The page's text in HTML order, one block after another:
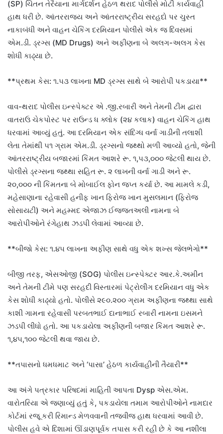
(SP) ચિંતન તેરૈયાના માર્ગદર્શન હેઠળ થરાદ પોલીસે મોટી કાર્યવાહી
હાથ ધરી છે. આંતરરાજ્ય અને આંતરરાષ્ટ્રીય સરહદો પર ચુસ્ત
નાકાબંધી અને વાહન ચેકિંગ દરમિયાન પોલીસે એક જ દિવસમાં
એમ.ડી. ડ્રગ્સ (MD Drugs) અને અફીણના બે અલગ-અલગ કેસ
શોધી કાઢ્યા છે.
**પ્રથમ કેસ: ૧.૫૩ લાખના MD ડ્રગ્સ સાથે બે આરોપી પકડાયા**
વાવ-થરાદ પોલીસ ઇન્સ્પેક્ટર એ .જી.રબારી અને તેમની ટીમ દ્વારા
વાતરાઉ ચેકપોસ્ટ પર રાઉન્ડ ધ ક્લોક (૨૪ કલાક) વાહન ચેકિંગ હાથ
ધરવામાં આવ્યું હતું. આ દરમિયાન એક સંદિગ્ધ વર્ના ગાડીની તલાશી
લેતા તેમાંથી ૫૧ ગ્રામ એમ.ડી. ડ્રગ્સનો જથ્થો મળી આવ્યો હતો, જેની
આંતરરાષ્ટ્રીય બજારમાં કિંમત આશરે રૂ. ૧,૫૩,૦૦૦ જેટલી થાય છે.
પોલીસે ડ્રગ્સના જથ્થા સહિત રૂ. ૨ લાખની વર્ના ગાડી અને રૂ.
૨૦,૦૦૦ ની કિંમતના બે મોબાઈલ ફોન જપ્ત કર્યા છે. આ મામલે કડી,
મહેસાણાના રહેવાસી હનીફ ખાન ફિરોજ ખાન મુસલમાન (ફિરોજ
સોસાયટી) અને મહમ્મદ એજાઝ ઈજજતઅલી નામના બે
આરોપીઓને રંગેહાથ ઝડપી લેવામાં આવ્યા છે.
**બીજો કેસ: ૧.૪૫ લાખના અફીણ સાથે વધુ એક શખ્સ જેલભેગો**
બીજી તરફ, એસઓજી (SOG) પોલીસ ઇન્સ્પેક્ટર આર.કે.અમીન
અને તેમની ટીમે પણ સરહદી વિસ્તારમાં પેટ્રોલીંગ દરમિયાન વધુ એક
કેસ શોધી કાઢ્યો હતો. પોલીસે ૨૯૦.૨૦૦ ગ્રામ અફીણના જથ્થા સાથે
કાશી ગામના રહેવાસી પરબતભાઈ દાનાભાઈ રબારી નામના ઇસમને
ઝડપી લીધો હતો. આ પકડાયેલા અફીણની બજાર કિંમત આશરે રૂ.
૧,૪૫,૧૦૦ જેટલી થવા જાય છે.
**તપાસનો ધમધમાટ અને ‘પાસા’ હેઠળ કાર્યવાહીની તૈયારી**
આ અંગે પત્રકાર પરિષદમાં માહિતી આપતા Dysp એસ.એમ.
વારોતરિયા એ જણાવ્યું હતું કે, પકડાયેલા તમામ આરોપીઓને નામદાર
કોર્ટમાં રજૂ કરી રિમાન્ડ મેળવવાની તજવીજ હાથ ધરવામાં આવી છે.
પોલીસ હવે એ દિશામાં ઊંડાણપૂર્વક તપાસ કરી રહી છે કે આ નશીલા